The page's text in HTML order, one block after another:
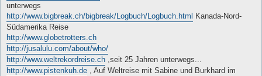
unterwegs
http://www.bigbreak.ch/bigbreak/Logbuch/Logbuch.html
Kanada-Nord-
Südamerika Reise
http://www.globetrotters.ch
http://jusalulu.com/about/who/
http://www.weltrekordreise.ch ,seit 25 Jahren unterwegs...
http://www.pistenkuh.de , Auf Weltreise mit Sabine und Burkhard im